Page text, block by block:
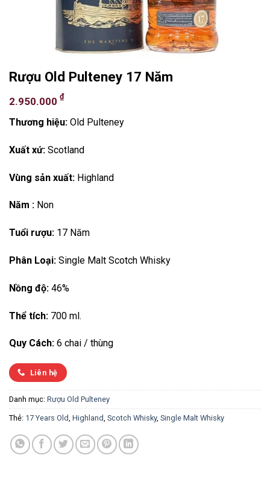
Rượu Old Pulteney 17 Năm
2.950.000 ₫
Thương hiệu: Old Pulteney
Xuất xứ: Scotland
Vùng sản xuất: Highland
Năm : Non
Tuổi rượu: 17 Năm
Phân Loại: Single Malt Scotch Whisky
Nồng độ: 46%
Thể tích: 700 ml.
Quy Cách: 6 chai / thùng
Liên hệ
Danh mục: Rượu Old Pulteney
Thẻ: 17 Years Old Highland Scotch Whisky, Single Malt Whisky